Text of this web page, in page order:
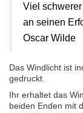
Viel
an seinen
Oscar Wilde
Das Windlicht ist
gedruckt.
Ihr erhaltet das
beiden Enden mit